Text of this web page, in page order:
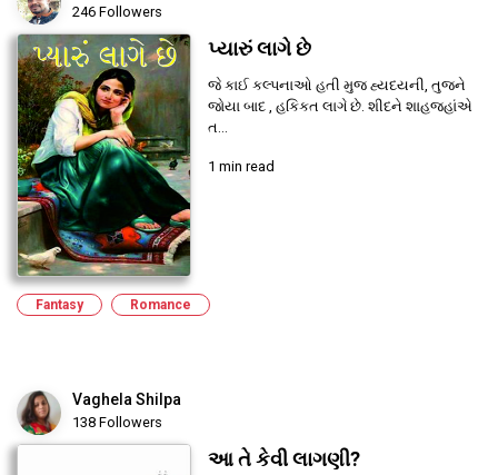
246 Followers
પ્યારું લાગે છે
જે કાઈ કલ્પનાઓ હતી મુજ હ્યદયની, તુજને
જોયા બાદ , હકિકત લાગે છે. શીદને શાહજહાંએ
ત...
1 min read
Fantasy Romance
Vaghela Shilpa
138 Followers
આ તે કેવી લાગણી?